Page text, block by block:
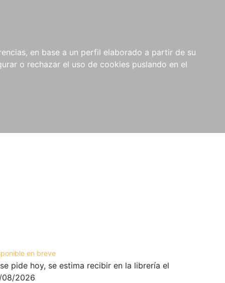
en base a un perfil elaborado a partir de su
o rechazar el uso de cookies puslando en el
NOVEDADES NOTICIAS
COMPRAS
INSTITUCIONALES
en breve
pide hoy, se estima recibir en la librería el
08/2026